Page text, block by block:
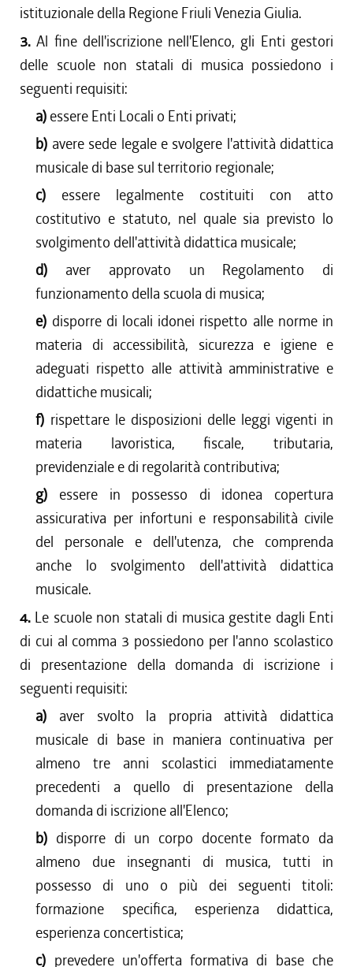
istituzionale della Regione Friuli Venezia Giulia.
3.Al fine dell'iscrizione nell'Elenco, gli Enti gestori
delle scuole non statali di musica possiedono i
seguenti requisiti:
a) essere Enti Locali o Enti privati;
b) avere sede legale e svolgere l'attività didattica
musicale di base sul territorio regionale;
c) essere legalmente costituiti con atto
costitutivo e statuto, nel quale sia previsto lo
svolgimento dell'attività didattica musicale;
d) aver approvato un Regolamento di
funzionamento della scuola di musica;
e) disporre di locali idonei rispetto alle norme in
materia di accessibilità, sicurezza e igiene e
adeguati rispetto alle attività amministrative e
didattiche musicali;
f) rispettare le disposizioni delle leggi vigenti in
materia lavoristica, fiscale, tributaria,
previdenziale e di regolarità contributiva;
g) essere in possesso di idonea copertura
assicurativa per infortuni e responsabilità civile
del personale e dell'utenza, che comprenda
anche lo svolgimento dell'attività didattica
musicale.
4. Le scuole non statali di musica gestite dagli Enti
di cui al comma 3 possiedono per l'anno scolastico
di presentazione della domanda di iscrizione i
seguenti requisiti:
a) aver svolto la propria attività didattica
musicale di base in maniera continuativa per
almeno tre anni scolastici immediatamente
precedenti a quello di presentazione della
domanda di iscrizione all'Elenco;
b) disporre di un corpo docente formato da
almeno due insegnanti di musica, tutti in
possesso di uno o più dei seguenti titoli:
formazione specifica, esperienza didattica,
esperienza concertistica;
c) prevedere un'offerta formativa di base che